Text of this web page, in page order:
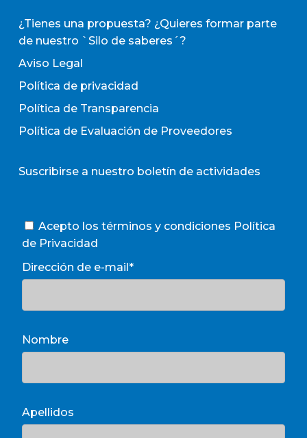
¿Tienes una propuesta? ¿Quieres formar parte
de nuestro `Silo de saberes´?
Aviso Legal
Política de privacidad
Política de Transparencia
Política de Evaluación de Proveedores
Suscribirse a nuestro boletín de actividades
Acepto los términos y condiciones Política
de Privacidad
Dirección de e-mail*
Nombre
Apellidos